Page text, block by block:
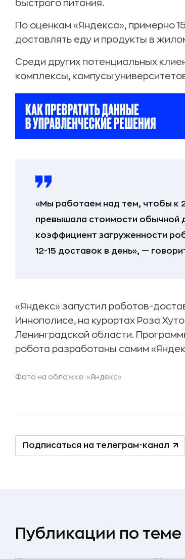
быстрого питания.
По оценкам «Яндекса», примерно
доставлять еду и продукты в
Среди других потенциальных
комплексы, кампусы
«Мы работаем над тем, чтобы к
превышала стоимости обычной
коэффициент загруженности
12-15 доставок в день», —
«Яндекс» запустил роботов-
Иннополисе, на курортах Роза
Ленинградской области.
робота разработаны самим
Фото на обложке: «Яндекс»
Подписаться на телеграм-канал
Публикации по теме